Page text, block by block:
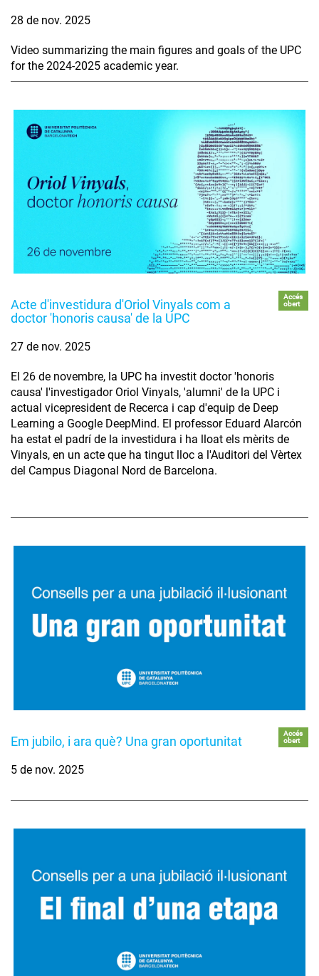
28 de nov. 2025
Video summarizing the main figures and goals of the UPC
for the 2024-2025 academic year.
Acte d'investidura d'Oriol Vinyals com a
doctor 'honoris causa' de la UPC
Accés
obert
27 de nov. 2025
El 26 de novembre, la UPC ha investit doctor 'honoris
causa' l'investigador Oriol Vinyals, 'alumni' de la UPC i
actual vicepresident de Recerca i cap d'equip de Deep
Learning a Google DeepMind. El professor Eduard Alarcón
ha estat el padrí de la investidura i ha lloat els mèrits de
Vinyals, en un acte que ha tingut lloc a l'Auditori del Vèrtex
del Campus Diagonal Nord de Barcelona.
Em jubilo, i ara què? Una gran oportunitat
Accés
obert
5 de nov. 2025